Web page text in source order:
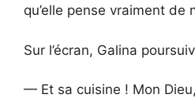
qu’elle pense vraiment de
Sur l’écran, Galina
— Et sa cuisine ! Mon